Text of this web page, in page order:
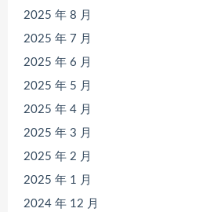
2025 年 8 月
2025 年 7 月
2025 年 6 月
2025 年 5 月
2025 年 4 月
2025 年 3 月
2025 年 2 月
2025 年 1 月
2024 年 12 月